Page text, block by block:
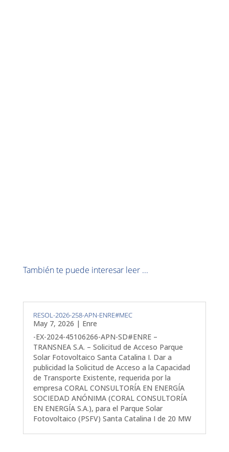
También te puede interesar leer ...
RESOL-2026-258-APN-ENRE#MEC
May 7, 2026 | Enre
-EX-2024-45106266-APN-SD#ENRE –
TRANSNEA S.A. – Solicitud de Acceso Parque
Solar Fotovoltaico Santa Catalina I. Dar a
publicidad la Solicitud de Acceso a la Capacidad
de Transporte Existente, requerida por la
empresa CORAL CONSULTORÍA EN ENERGÍA
SOCIEDAD ANÓNIMA (CORAL CONSULTORÍA
EN ENERGÍA S.A.), para el Parque Solar
Fotovoltaico (PSFV) Santa Catalina I de 20 MW